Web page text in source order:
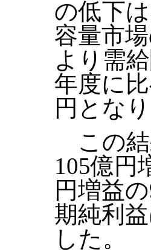
の低下
容量市
より需
年度に
円とな
この結
105億円
円増益
期純利
した。